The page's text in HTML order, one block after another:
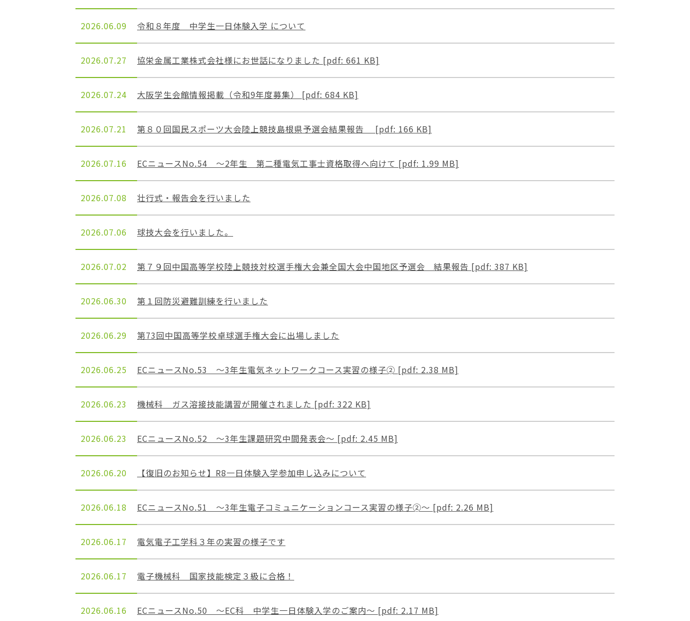
2026.06.09 令和８年度 中学生一日体験入学 について
2026.07.27 協栄金属工業株式会社様にお世話になりました [pdf: 661 KB]
2026.07.24 大阪学生会館情報掲載（令和9年度募集） [pdf: 684 KB]
2026.07.21 第８０回国民スポーツ大会陸上競技島根県予選会結果報告 [pdf: 166 KB]
2026.07.16 ECニュースNo.54 ～2年生 第二種電気工事士資格取得へ向けて [pdf: 1.99 MB]
2026.07.08 壮行式・報告会を行いました
2026.07.06 球技大会を行いました。
2026.07.02 第７９回中国高等学校陸上競技対校選手権大会兼全国大会中国地区予選会 結果報告 [pdf: 387 KB]
2026.06.30 第１回防災避難訓練を行いました
2026.06.29 第73回中国高等学校卓球選手権大会に出場しました
2026.06.25 ECニュースNo.53 ～3年生電気ネットワークコース実習の様子➁ [pdf: 2.38 MB]
2026.06.23 機械科 ガス溶接技能講習が開催されました [pdf: 322 KB]
2026.06.23 ECニュースNo.52 ～3年生課題研究中間発表会～ [pdf: 2.45 MB]
2026.06.20 【復旧のお知らせ】R8一日体験入学参加申し込みについて
2026.06.18 ECニュースNo.51 ～3年生電子コミュニケーションコース実習の様子➁～ [pdf: 2.26 MB]
2026.06.17 電気電子工学科３年の実習の様子です
2026.06.17 電子機械科 国家技能検定３級に合格！
2026.06.16 ECニュースNo.50 ～EC科 中学生一日体験入学のご案内～ [pdf: 2.17 MB]